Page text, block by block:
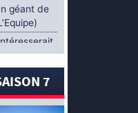
géant de
7